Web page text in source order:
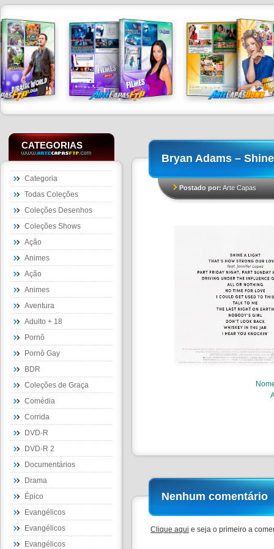
CATEGORIAS
Categoria
Todas Coleções
Coleções Desenhos
Coleções Shows
Ação
Animes
Ação
Animes
Aventura
Adulto + 18
Pornô
Pornô Gay
BDR
Coleções de Graça
Comédia
Corrida
DVD-R
DVD-R 2
Documentários
Drama
Épico
Evangélicos
Evangélicos
Evangélicos
Bryan Adams –
Postado por:Arte Capas
Nenhum comentário
Clique aqui e seja o primeiro a